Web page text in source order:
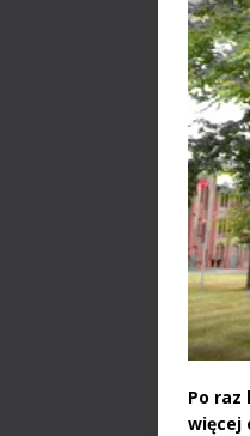
Po raz
więcej